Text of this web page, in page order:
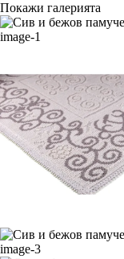
Покажи галерията